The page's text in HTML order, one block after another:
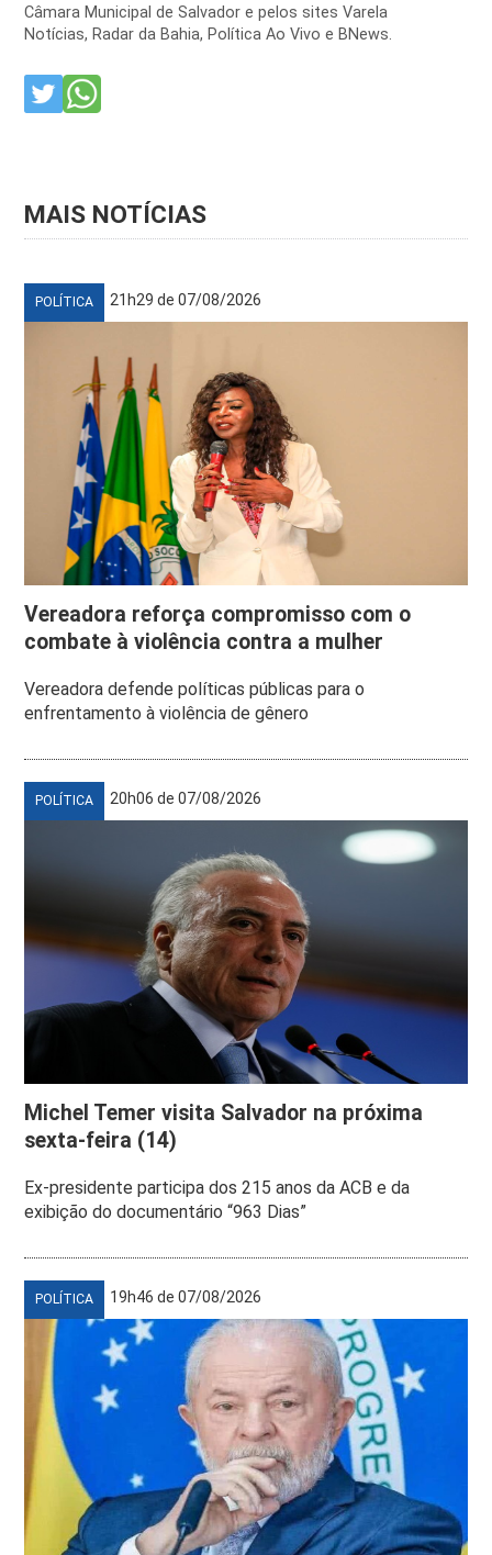
Câmara Municipal de Salvador e pelos sites Varela
Notícias, Radar da Bahia, Política Ao Vivo e BNews.
MAIS NOTÍCIAS
POLÍTICA 21h29 de 07/08/2026
Vereadora reforça compromisso com o
combate à violência contra a mulher
Vereadora defende políticas públicas para o
enfrentamento à violência de gênero
POLÍTICA 20h06 de 07/08/2026
Michel Temer visita Salvador na próxima
sexta-feira (14)
Ex-presidente participa dos 215 anos da ACB e da
exibição do documentário “963 Dias”
POLÍTICA 19h46 de 07/08/2026